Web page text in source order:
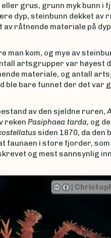
grus, grunn myk bunn i
dyp, steinbunn dekket av
råtnende materiale på
man kom, og mye av
artsgrupper var høyest
materiale, og antall
ble bare funnet der det var
av den sjeldne ruren,
reken Pasiphaea tarda, og
siden 1870, da den
faunaen i store fjorder, som
og mest sannsynlig